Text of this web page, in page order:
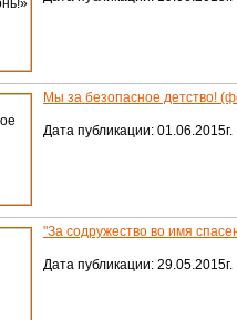
Мы за безопасное детство!
Дата публикации: 01.06.2015г.
"За содружество во имя
Дата публикации: 29.05.2015г.